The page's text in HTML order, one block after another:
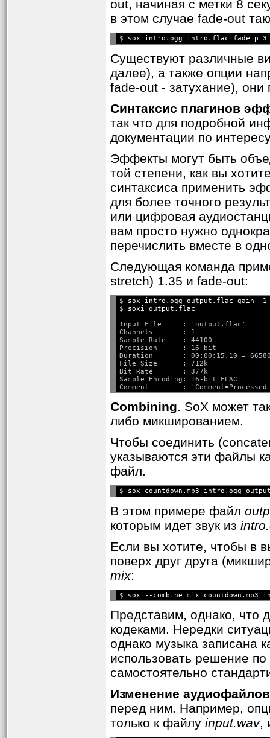
out, начиная с метки 8
в этом случае fade-out
$
Существуют различные
далее), а также опции
fade-out - затухание),
Синтаксис плагинов
так что для подробной
документации по
Эффекты могут быть
той степени, как вы
синтаксиса применить
для более точного
или цифровая
вам просто нужно
перечислить вместе в
Следующая команда
stretch) 1.35 и fade-out:
$ sox intro.ogg output.flac gain -
$ soxi output.flac
Input File     : 'output.flac'
Channels       : 1
Sample Rate    : 44100
Precision      : 16-bit
Duration       : 00:00:15.10 =
File Size      : 712k
Bit Rate       : 377k
Sample Encoding: 16-bit FLAC
Combining. SoX может
либо микшированием.
Чтобы соединить
указываются эти файлы
файл.
$
В этом примере файл
которым идет звук из
Если вы хотите, чтобы в
поверх друг друга
mix:
$
Представим, однако, что
кодеками. Нередки
однако музыка записана
использовать решение
самостоятельно
Изменение аудиофайлов
перед ним. Например,
только к файлу input.wav,